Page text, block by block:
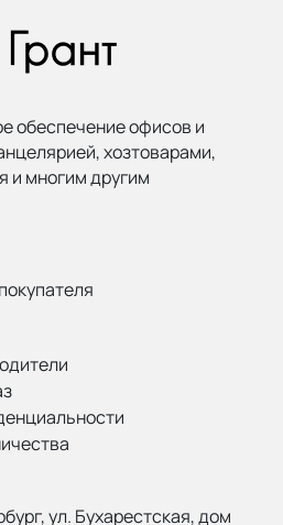
обеспечение офисов и
хозтоварами,
и многим другим
ул. Бухарестская, дом